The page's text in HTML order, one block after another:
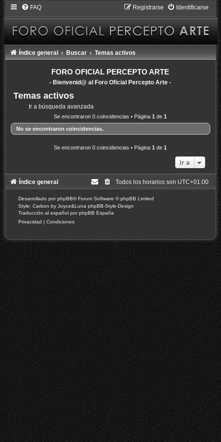
FAQ Identificarse
Registrarse
Índice general Buscar Temas activos
FORO OFICIAL PERCEPTO ARTE
- Bienvenid@ al Foro Oficial Percepto Arte -
Temas activos
Ir a búsqueda avanzada
Se encontraron 0 coincidencias • Página1 de1
No se encontraron coincidencias.
Se encontraron 0 coincidencias • Página1 de1
Ir a
Índice general Todos los horarios son UTC+01:00
Desarrollado porphpBB® Forum Software © phpBB Limited
Style: Carbon by Joyce&Luna phpBB-Style-Design
Traducción al español porphpBB España
Privacidad | Condiciones